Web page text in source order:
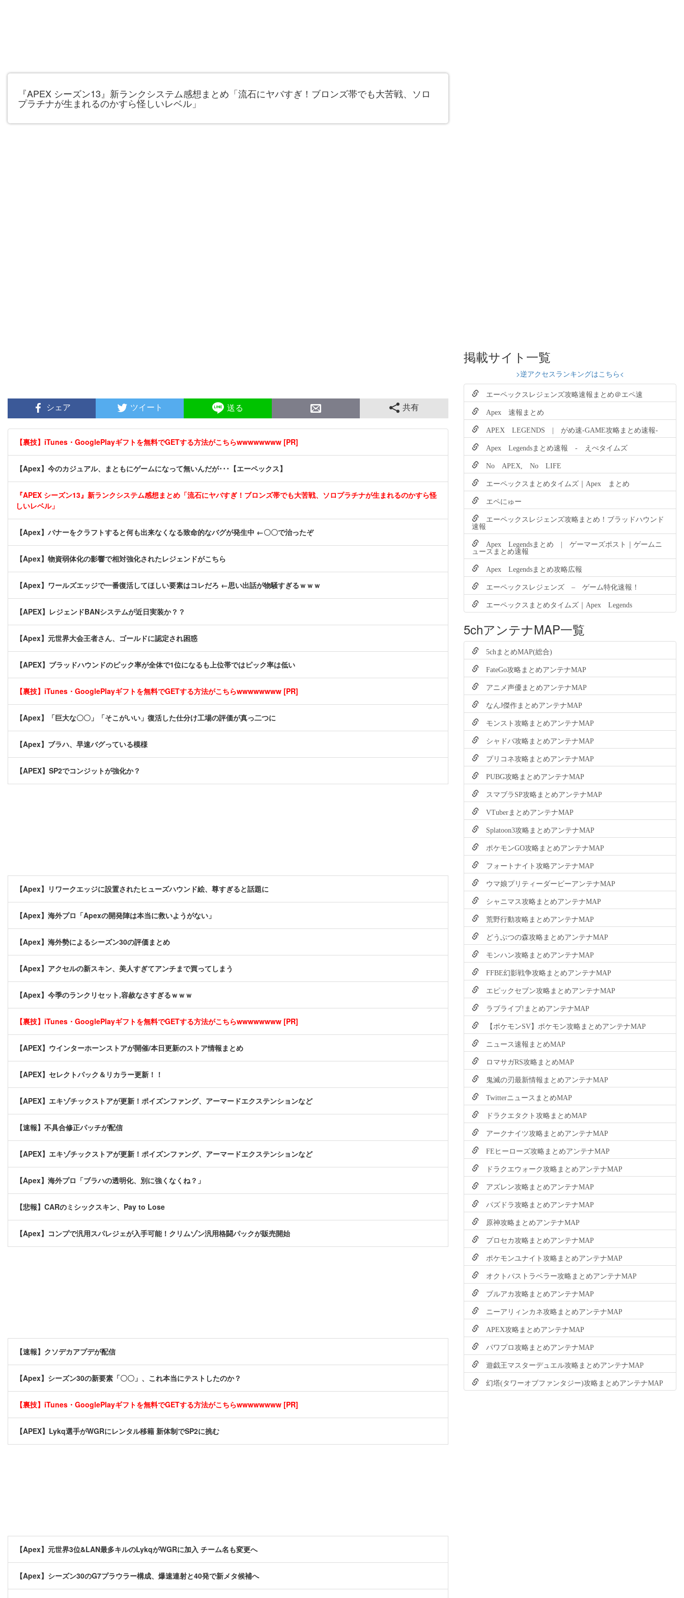
『APEX シーズン13』新ランクシステム感想まとめ「流石にヤバすぎ！ブロンズ帯でも大苦戦、ソロ
プラチナが生まれるのかすら怪しいレベル」
シェア ツイート 送る 共有
【裏技】iTunes・GooglePlayギフトを無料でGETする方法がこちらwwwwwwww [PR]
【Apex】今のカジュアル、まともにゲームになって無いんだが･･･【エーペックス】
『APEX シーズン13』新ランクシステム感想まとめ「流石にヤバすぎ！ブロンズ帯でも大苦戦、ソロプラチナが生まれるのかすら怪
しいレベル」
【Apex】バナーをクラフトすると何も出来なくなる致命的なバグが発生中 ←〇〇で治ったぞ
【Apex】物資弱体化の影響で相対強化されたレジェンドがこちら
【Apex】ワールズエッジで一番復活してほしい要素はコレだろ ←思い出話が物騒すぎるｗｗｗ
【APEX】レジェンドBANシステムが近日実装か？？
【Apex】元世界大会王者さん、ゴールドに認定され困惑
【APEX】ブラッドハウンドのピック率が全体で1位になるも上位帯ではピック率は低い
【裏技】iTunes・GooglePlayギフトを無料でGETする方法がこちらwwwwwwww [PR]
【Apex】「巨大な〇〇」「そこがいい」復活した仕分け工場の評価が真っ二つに
【Apex】ブラハ、早速バグっている模様
【APEX】SP2でコンジットが強化か？
【Apex】リワークエッジに設置されたヒューズハウンド絵、尊すぎると話題に
【Apex】海外プロ「Apexの開発陣は本当に救いようがない」
【Apex】海外勢によるシーズン30の評価まとめ
【Apex】アクセルの新スキン、美人すぎてアンチまで買ってしまう
【Apex】今季のランクリセット,容赦なさすぎるｗｗｗ
【裏技】iTunes・GooglePlayギフトを無料でGETする方法がこちらwwwwwwww [PR]
【APEX】ウインターホーンストアが開催/本日更新のストア情報まとめ
【APEX】セレクトパック＆リカラー更新！！
【APEX】エキゾチックストアが更新！ポイズンファング、アーマードエクステンションなど
【速報】不具合修正パッチが配信
【APEX】エキゾチックストアが更新！ポイズンファング、アーマードエクステンションなど
【Apex】海外プロ「ブラハの透明化、別に強くなくね？」
【悲報】CARのミシックスキン、Pay to Lose
【Apex】コンプで汎用スパレジェが入手可能！クリムゾン汎用格闘パックが販売開始
【速報】クソデカアプデが配信
【Apex】シーズン30の新要素「〇〇」、これ本当にテストしたのか？
【裏技】iTunes・GooglePlayギフトを無料でGETする方法がこちらwwwwwwww [PR]
【APEX】Lykq選手がWGRにレンタル移籍 新体制でSP2に挑む
【Apex】元世界3位&LAN最多キルのLykqがWGRに加入 チーム名も変更へ
【Apex】シーズン30のG7プラウラー構成、爆速連射と40発で新メタ候補へ
掲載サイト一覧
>逆アクセスランキングはこちら<
エーペックスレジェンズ攻略速報まとめ＠エペ速
Apex 速報まとめ
APEX LEGENDS | がめ速-GAME攻略まとめ速報-
Apex Legendsまとめ速報 - えぺタイムズ
No APEX, No LIFE
エーペックスまとめタイムズ｜Apex まとめ
エペにゅー
エーペックスレジェンズ攻略まとめ！ブラッドハウンド
速報
Apex Legendsまとめ | ゲーマーズポスト｜ゲームニ
ュースまとめ速報
Apex Legendsまとめ攻略広報
エーペックスレジェンズ – ゲーム特化速報！
エーペックスまとめタイムズ｜Apex Legends
5chアンテナMAP一覧
5chまとめMAP(総合)
FateGo攻略まとめアンテナMAP
アニメ声優まとめアンテナMAP
なんJ傑作まとめアンテナMAP
モンスト攻略まとめアンテナMAP
シャドバ攻略まとめアンテナMAP
プリコネ攻略まとめアンテナMAP
PUBG攻略まとめアンテナMAP
スマブラSP攻略まとめアンテナMAP
VTuberまとめアンテナMAP
Splatoon3攻略まとめアンテナMAP
ポケモンGO攻略まとめアンテナMAP
フォートナイト攻略アンテナMAP
ウマ娘プリティーダービーアンテナMAP
シャニマス攻略まとめアンテナMAP
荒野行動攻略まとめアンテナMAP
どうぶつの森攻略まとめアンテナMAP
モンハン攻略まとめアンテナMAP
FFBE幻影戦争攻略まとめアンテナMAP
エピックセブン攻略まとめアンテナMAP
ラブライブ!まとめアンテナMAP
【ポケモンSV】ポケモン攻略まとめアンテナMAP
ニュース速報まとめMAP
ロマサガRS攻略まとめMAP
鬼滅の刃最新情報まとめアンテナMAP
TwitterニュースまとめMAP
ドラクエタクト攻略まとめMAP
アークナイツ攻略まとめアンテナMAP
FEヒーローズ攻略まとめアンテナMAP
ドラクエウォーク攻略まとめアンテナMAP
アズレン攻略まとめアンテナMAP
パズドラ攻略まとめアンテナMAP
原神攻略まとめアンテナMAP
プロセカ攻略まとめアンテナMAP
ポケモンユナイト攻略まとめアンテナMAP
オクトパストラベラー攻略まとめアンテナMAP
ブルアカ攻略まとめアンテナMAP
ニーアリィンカネ攻略まとめアンテナMAP
APEX攻略まとめアンテナMAP
パワプロ攻略まとめアンテナMAP
遊戯王マスターデュエル攻略まとめアンテナMAP
幻塔(タワーオブファンタジー)攻略まとめアンテナMAP